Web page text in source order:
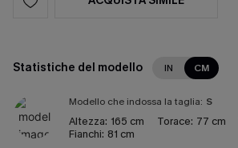
Statistiche del modello IN CM
Modello che indossa la taglia: S
Altezza: 165 cm Torace: 77 cm
Fianchi: 81 cm